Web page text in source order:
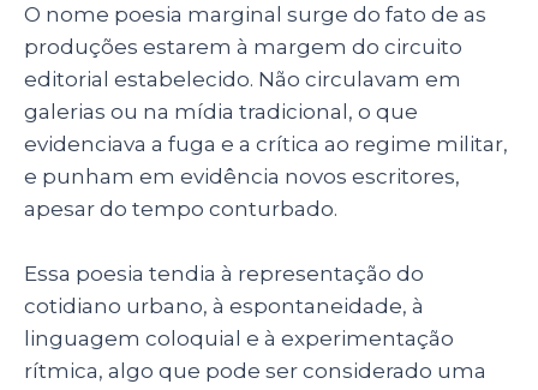
O nome poesia marginal surge do fato de as
produções estarem à margem do circuito
editorial estabelecido. Não circulavam em
galerias ou na mídia tradicional, o que
evidenciava a fuga e a crítica ao regime militar,
e punham em evidência novos escritores,
apesar do tempo conturbado.
Essa poesia tendia à representação do
cotidiano urbano, à espontaneidade, à
linguagem coloquial e à experimentação
rítmica, algo que pode ser considerado uma